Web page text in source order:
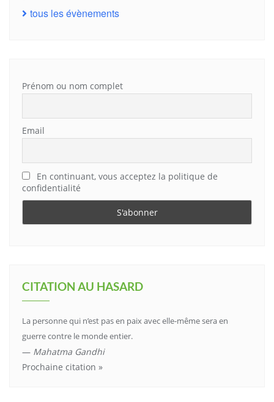
tous les évènements
Prénom ou nom complet
Email
En continuant, vous acceptez la politique de
confidentialité
CITATION AU HASARD
La personne qui n’est pas en paix avec elle-même sera en
guerre contre le monde entier.
— Mahatma Gandhi
Prochaine citation »